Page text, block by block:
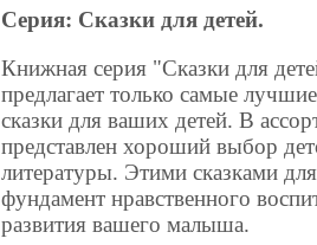
Серия: Сказки для детей.
Книжная серия "Сказки для
предлагает только самые
сказки для ваших детей. В
представлен хороший выбор
литературы. Этими сказками
фундамент нравственного
развития вашего малыша.